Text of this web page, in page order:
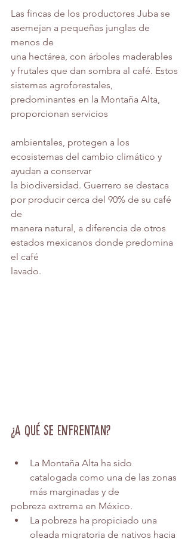
Las fincas de los productores Juba se
asemejan a pequeñas junglas de
menos de
una hectárea, con árboles maderables
y frutales que dan sombra al café. Estos
sistemas agroforestales,
predominantes en la Montaña Alta,
proporcionan servicios
ambientales, protegen a los
ecosistemas del cambio climático y
ayudan a conservar
la biodiversidad. Guerrero se destaca
por producir cerca del 90% de su café
de
manera natural, a diferencia de otros
estados mexicanos donde predomina
el café
lavado.
¿A qué se enfrentan?
La Montaña Alta ha sido
catalogada como una de las zonas
más marginadas y de
pobreza extrema en México.
La pobreza ha propiciado una
oleada migratoria de nativos hacia